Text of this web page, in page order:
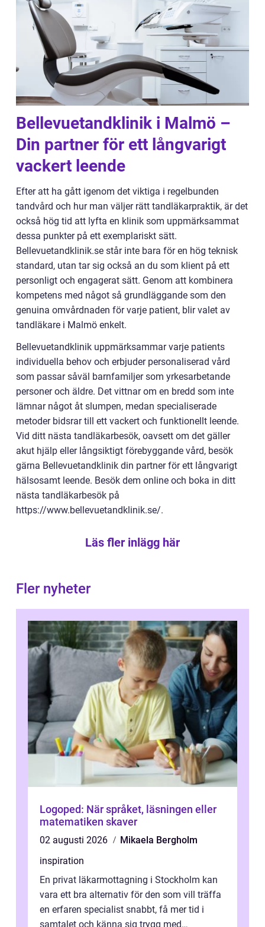
Bellevuetandklinik i Malmö –
Din partner för ett långvarigt
vackert leende
Efter att ha gått igenom det viktiga i regelbunden
tandvård och hur man väljer rätt tandläkarpraktik, är det
också hög tid att lyfta en klinik som uppmärksammat
dessa punkter på ett exemplariskt sätt.
Bellevuetandklinik.se står inte bara för en hög teknisk
standard, utan tar sig också an du som klient på ett
personligt och engagerat sätt. Genom att kombinera
kompetens med något så grundläggande som den
genuina omvårdnaden för varje patient, blir valet av
tandläkare i Malmö enkelt.
Bellevuetandklinik uppmärksammar varje patients
individuella behov och erbjuder personaliserad vård
som passar såväl barnfamiljer som yrkesarbetande
personer och äldre. Det vittnar om en bredd som inte
lämnar något åt slumpen, medan specialiserade
metoder bidsrar till ett vackert och funktionellt leende.
Vid ditt nästa tandläkarbesök, oavsett om det gäller
akut hjälp eller långsiktigt förebyggande vård, besök
gärna Bellevuetandklinik din partner för ett långvarigt
hälsosamt leende. Besök dem online och boka in ditt
nästa tandläkarbesök på
https://www.bellevuetandklinik.se/.
Läs fler inlägg här
Fler nyheter
Logoped: När språket, läsningen eller
matematiken skaver
02 augusti 2026
Mikaela Bergholm
inspiration
En privat läkarmottagning i Stockholm kan
vara ett bra alternativ för den som vill träffa
en erfaren specialist snabbt, få mer tid i
samtalet och känna sig trygg med